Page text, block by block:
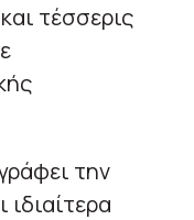
τέσσερις
την